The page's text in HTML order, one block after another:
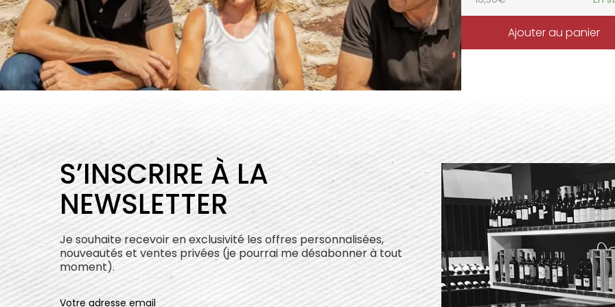
Ajouter au panier
S’INSCRIRE À LA
NEWSLETTER
Je souhaite recevoir en exclusivité les offres personnalisées,
nouveautés et ventes privées (je pourrai me désabonner à tout
moment).